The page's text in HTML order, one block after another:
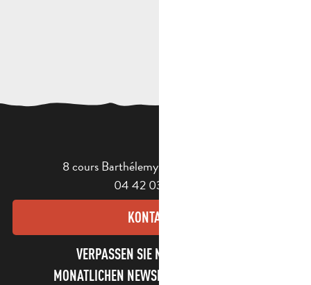
8 cours Barthélemy - 13400 Aubagne
04 42 03 49 98
KONTAKT
VERPASSEN SIE NICHT UNSEREN
MONATLICHEN NEWSLETTER UND UNSERE